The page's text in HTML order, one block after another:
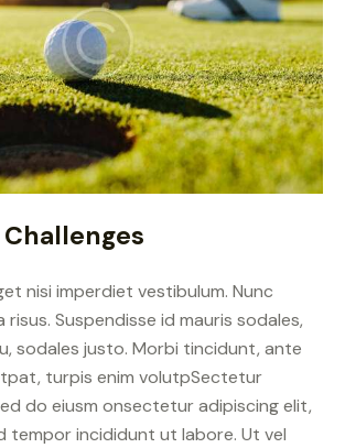
nisi imperdiet vestibulum. Nunc
risus. Suspendisse id mauris sodales,
sodales justo. Morbi tincidunt, ante
turpis enim volutpSectetur
do eiusm onsectetur adipiscing elit,
tempor incididunt ut labore. Ut vel